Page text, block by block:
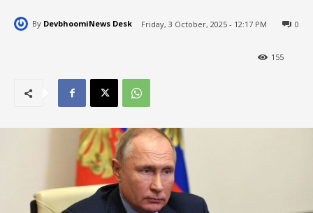
By DevbhoomiNews Desk Friday, 3 October, 2025 - 12:17 PM 0
155